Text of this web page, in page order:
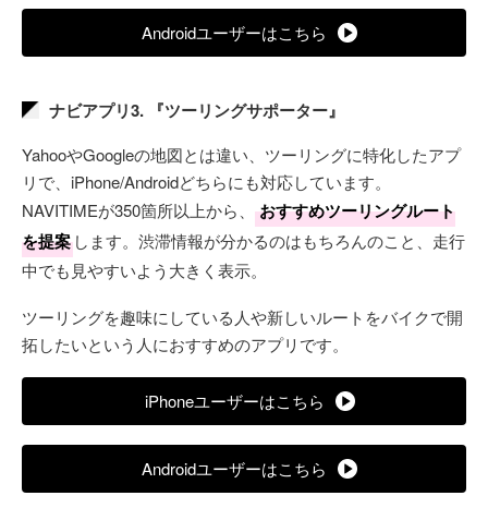
Androidユーザーはこちら
ナビアプリ3. 『ツーリングサポーター』
YahooやGoogleの地図とは違い、ツーリングに特化したアプ
リで、iPhone/Androidどちらにも対応しています。
NAVITIMEが350箇所以上から、
おすすめツーリングルート
を提案 します。渋滞情報が分かるのはもちろんのこと、走行
中でも見やすいよう大きく表示。
ツーリングを趣味にしている人や新しいルートをバイクで開
拓したいという人におすすめのアプリです。
iPhoneユーザーはこちら
Androidユーザーはこちら